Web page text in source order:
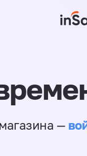
—